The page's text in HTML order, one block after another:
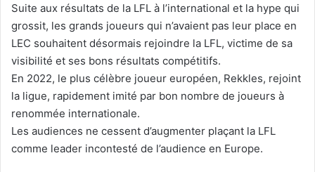
Suite aux résultats de la LFL à l’international et la hype qui
grossit, les grands joueurs qui n’avaient pas leur place en
LEC souhaitent désormais rejoindre la LFL, victime de sa
visibilité et ses bons résultats compétitifs.
En 2022, le plus célèbre joueur européen, Rekkles, rejoint
la ligue, rapidement imité par bon nombre de joueurs à
renommée internationale.
Les audiences ne cessent d’augmenter plaçant la LFL
comme leader incontesté de l’audience en Europe.